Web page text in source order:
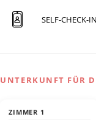
SELF-CHECK-IN
UNTERKUNFT FÜR
ZIMMER 1